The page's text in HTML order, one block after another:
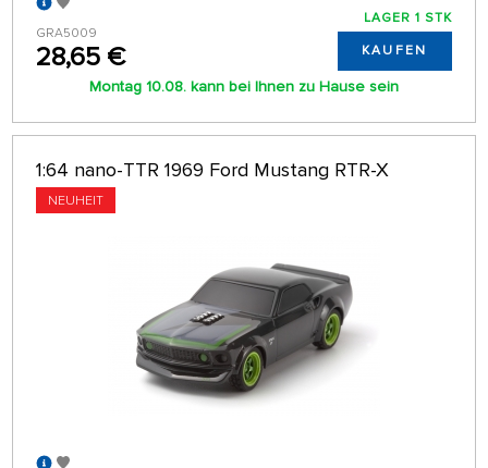
GRA5009
28,65 €
LAGER 1 STK
KAUFEN
Montag 10.08. kann bei Ihnen zu Hause sein
1:64 nano-TTR 1969 Ford Mustang RTR-X
NEUHEIT